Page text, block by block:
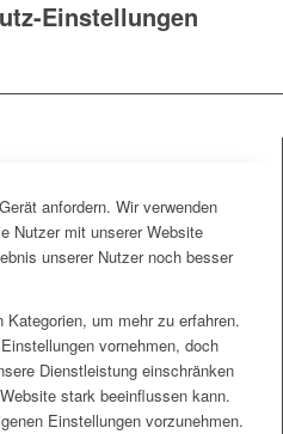
Einstellungen
anfordern. Wir verwenden
Nutzer mit unserer Website
unserer Nutzer noch besser
um mehr zu erfahren.
vornehmen, doch
Dienstleistung einschränken
stark beeinflussen kann.
Einstellungen vorzunehmen.